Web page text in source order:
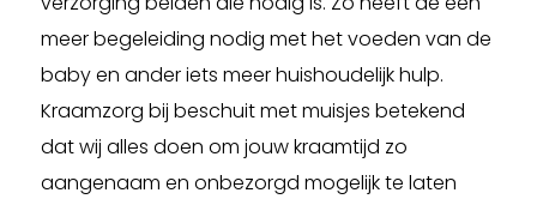
meer begeleiding nodig met het voeden van de
baby en ander iets meer huishoudelijk hulp.
Kraamzorg bij beschuit met muisjes betekend
dat wij alles doen om jouw kraamtijd zo
aangenaam en onbezorgd mogelijk te laten